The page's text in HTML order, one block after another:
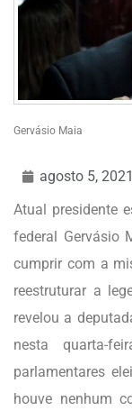
Gervásio Maia
agosto 5, 2021
Atual presidente
federal Gervásio
cumprir com a
reestruturar a
revelou a
nesta quarta-
parlamentares
houve nenhum